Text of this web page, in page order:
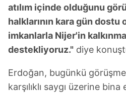
atılım içinde olduğunu
halklarının kara gün
imkanlarla Nijer'in
destekliyoruz." diye
Erdoğan, bugünkü
karşılıklı saygı üzerine